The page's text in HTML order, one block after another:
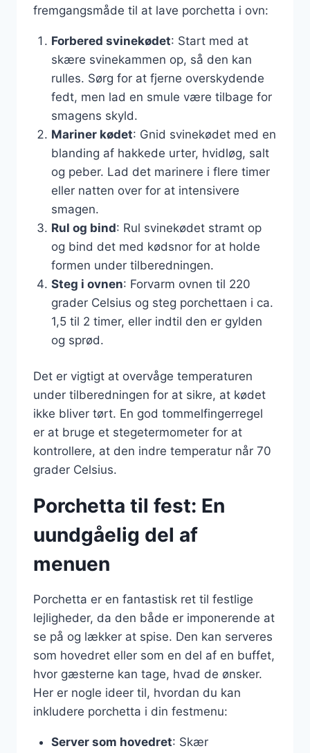
fremgangsmåde til at lave porchetta i ovn:
Forbered svinekødet: Start med at
skære svinekammen op, så den kan
rulles. Sørg for at fjerne overskydende
fedt, men lad en smule være tilbage for
smagens skyld.
Mariner kødet: Gnid svinekødet med en
blanding af hakkede urter, hvidløg, salt
og peber. Lad det marinere i flere timer
eller natten over for at intensivere
smagen.
Rul og bind: Rul svinekødet stramt op
og bind det med kødsnor for at holde
formen under tilberedningen.
Steg i ovnen: Forvarm ovnen til 220
grader Celsius og steg porchettaen i ca.
1,5 til 2 timer, eller indtil den er gylden
og sprød.
Det er vigtigt at overvåge temperaturen
under tilberedningen for at sikre, at kødet
ikke bliver tørt. En god tommelfingerregel
er at bruge et stegetermometer for at
kontrollere, at den indre temperatur når 70
grader Celsius.
Porchetta til fest: En
uundgåelig del af
menuen
Porchetta er en fantastisk ret til festlige
lejligheder, da den både er imponerende at
se på og lækker at spise. Den kan serveres
som hovedret eller som en del af en buffet,
hvor gæsterne kan tage, hvad de ønsker.
Her er nogle ideer til, hvordan du kan
inkludere porchetta i din festmenu:
Server som hovedret: Skær